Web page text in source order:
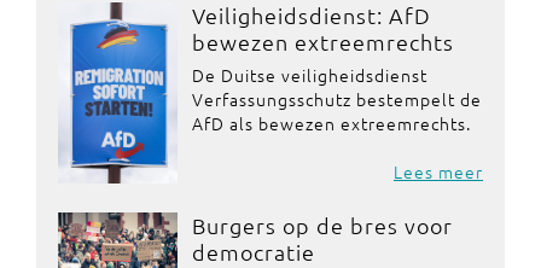
Veiligheidsdienst: AfD
bewezen extreemrechts
De Duitse veiligheidsdienst
Verfassungsschutz bestempelt de
AfD als bewezen extreemrechts.
Lees meer
Burgers op de bres voor
democratie